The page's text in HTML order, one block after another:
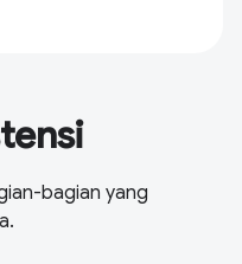
bagian yang